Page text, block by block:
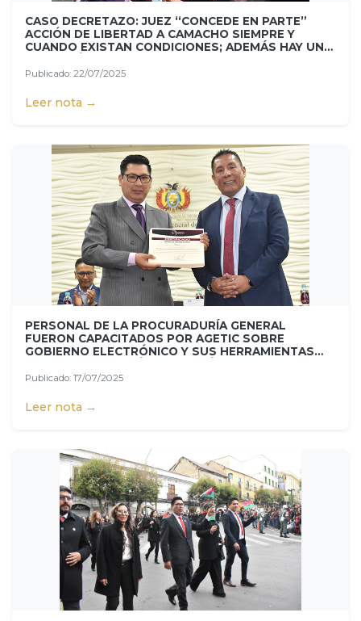
CASO DECRETAZO: JUEZ “CONCEDE EN PARTE”
ACCIÓN DE LIBERTAD A CAMACHO SIEMPRE Y
CUANDO EXISTAN CONDICIONES; ADEMÁS HAY UNA
CONSTITUCIONAL
Publicado: 22/07/2025
Leer nota →
PERSONAL DE LA PROCURADURÍA GENERAL
FUERON CAPACITADOS POR AGETIC SOBRE
GOBIERNO ELECTRÓNICO Y SUS HERRAMIENTAS
Publicado: 17/07/2025
Leer nota →